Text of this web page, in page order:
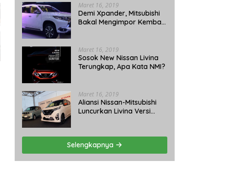
Maret 16, 2019
Demi Xpander, Mitsubishi
Bakal Mengimpor Kembali
Maret 16, 2019
Sosok New Nissan Livina
Terungkap, Apa Kata NMI?
Maret 16, 2019
Aliansi Nissan-Mitsubishi
Luncurkan Livina Versi
Selengkapnya